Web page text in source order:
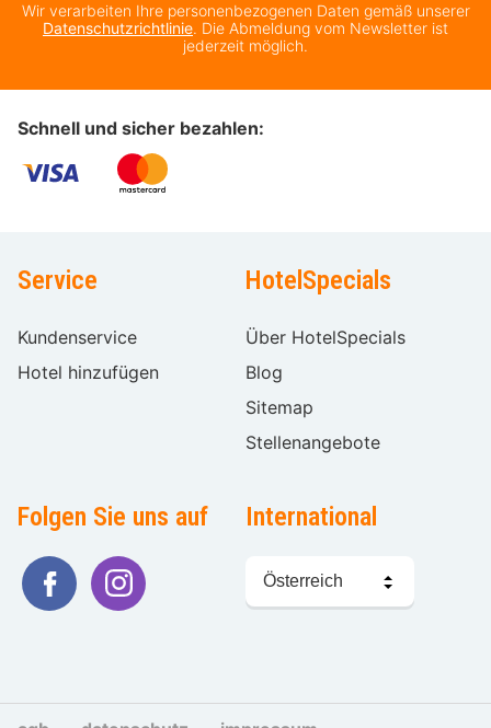
Wir verarbeiten Ihre personenbezogenen Daten gemäß unserer
Datenschutzrichtlinie. Die Abmeldung vom Newsletter ist
jederzeit möglich.
Schnell und sicher bezahlen:
Service
Kundenservice
Hotel hinzufügen
HotelSpecials
Über HotelSpecials
Blog
Sitemap
Stellenangebote
Folgen Sie uns auf International
Sprache
wählen